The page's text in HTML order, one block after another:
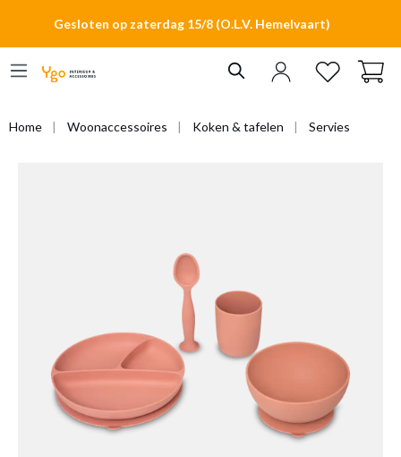
Gesloten op zaterdag 15/8 (O.L.V. Hemelvaart)
Home Woonaccessoires Koken & tafelen Servies